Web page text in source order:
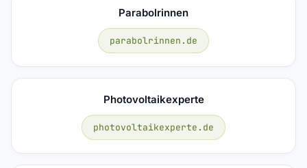
Parabolrinnen
parabolrinnen.de
Photovoltaikexperte
photovoltaikexperte.de